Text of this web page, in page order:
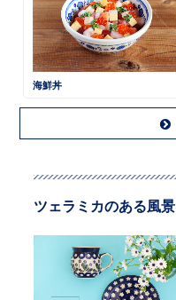
海鮮丼
ツェラミカのある風景